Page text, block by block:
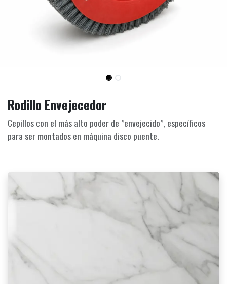
Rodillo Envejecedor
Cepillos con el más alto poder de ”envejecido”, específicos
para ser montados en máquina disco puente.